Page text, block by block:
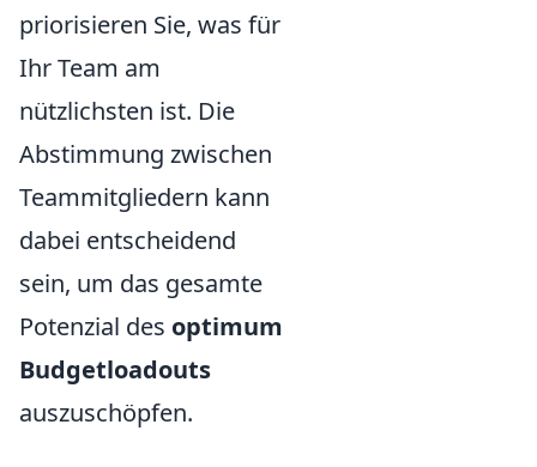
priorisieren Sie, was für
Ihr Team am
nützlichsten ist. Die
Abstimmung zwischen
Teammitgliedern kann
dabei entscheidend
sein, um das gesamte
Potenzial des optimum
Budgetloadouts
auszuschöpfen.